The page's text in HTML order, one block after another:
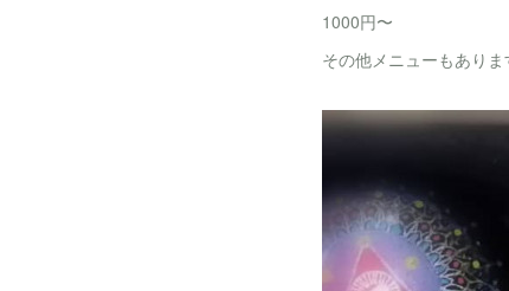
1000円〜
その他メニューもありま